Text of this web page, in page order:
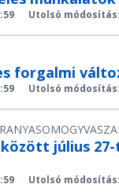
Utolsó módosítás:
forgalmi
Utolsó módosítás:
SOMOGYVAS
között július
Utolsó módosítás: